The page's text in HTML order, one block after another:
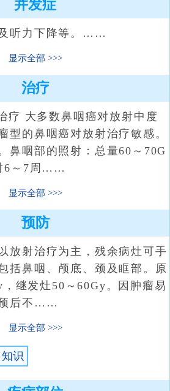
并发症
听力下降等。……
显示全部
治疗
大多数鼻咽癌对放射中度
型的鼻咽癌对放射治疗敏感。
鼻咽部的照射：总量60～70G
6～7周……
显示全部
预防
射治疗为主，残余病灶可手
括鼻咽、颅底、颈及眶部。原
继发灶50～60Gy。因肿瘤易
预后不……
显示全部
识